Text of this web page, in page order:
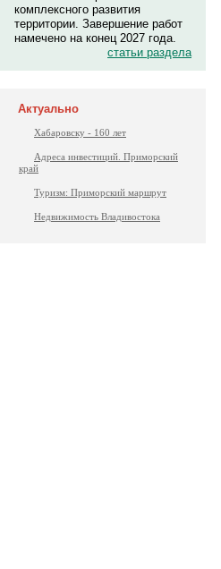
комплексного развития
территории. Завершение работ
намечено на конец 2027 года.
статьи раздела
Актуально
Хабаровску - 160 лет
Адреса инвестиций. Приморский
край
Туризм: Приморский маршрут
Недвижимость Владивостока